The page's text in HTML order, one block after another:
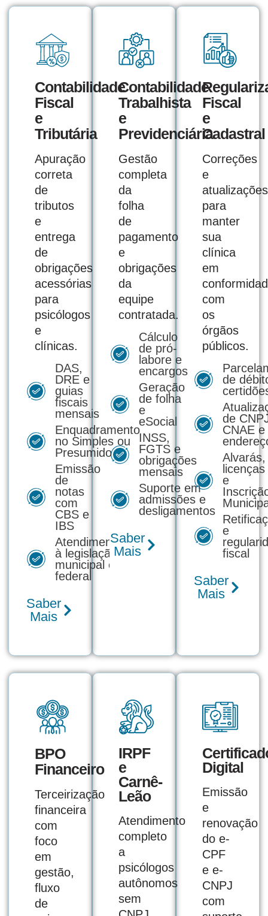
Contabilidade
Fiscal
e
Tributária
Apuração
correta
de
tributos
e
entrega
de
obrigações
acessórias
para
psicólogos
e
clínicas.
DAS,
DRE e
guias
fiscais
mensais
Enquadramento
no Simples ou
Presumido
Emissão
de
notas
com
CBS e
IBS
Atendimento
à legislação
municipal e
federal
Saber
Mais
Contabilidade
Trabalhista
e
Previdenciária
Gestão
completa
da
folha
de
pagamento
e
obrigações
da
equipe
contratada.
Cálculo
de pró-
labore e
encargos
Geração
de folha
e
eSocial
INSS,
FGTS e
obrigações
mensais
Suporte em
admissões e
desligamentos
Saber
Mais
Fiscal
e
Cadastral
Correções
e
atualizações
para
manter
sua
clínica
em
com
os
órgãos
públicos.
de
de
CNAE e
Alvarás,
licenças
e
e
fiscal
Saber
Mais
BPO
Financeiro
Terceirização
financeira
com
foco
em
gestão,
fluxo
de
IRPF
e
Carnê-
Leão
Atendimento
completo
a
psicólogos
autônomos
sem
Digital
Emissão
e
renovação
do e-
CPF
e e-
CNPJ
com